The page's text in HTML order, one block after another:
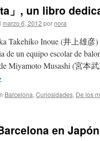
」, un libro
marzo 6, 2012 por nora
Takehiko Inoue (井上雄彦
de un equipo escolar de
Miyamoto Musashi (宮本
Barcelona, Curiosidades, De los
en